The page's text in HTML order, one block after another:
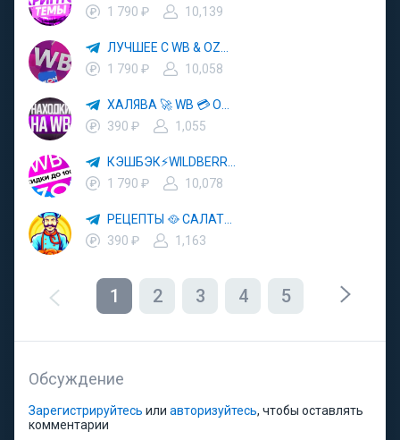
1 790 ₽
10,139
1 790 ₽
10,058
390 ₽
1,055
1 790 ₽
10,078
390 ₽
1,163
1 2 3 4 5
Обсуждение
Зарегистрируйтесь или авторизуйтесь, чтобы оставлять
комментарии